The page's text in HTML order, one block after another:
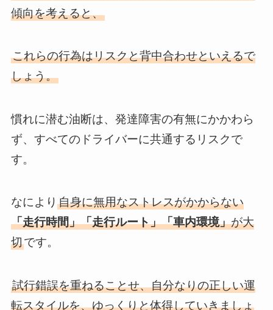
傾向を考えると、
これらの行為はリスクと背中合わせといえるで
しょう。
慣れに潜む油断は、発達障害の有無にかかわら
ず、すべてのドライバーに共通するリスクで
す。
なにより 自身に無用なストレスがかからない
「走行時間」「走行ルート」「車内環境」が大
切です。
試行錯誤を重ねることせ、自分なりの正しい運
転スタイルを、ゆっくりと体得していきましょ